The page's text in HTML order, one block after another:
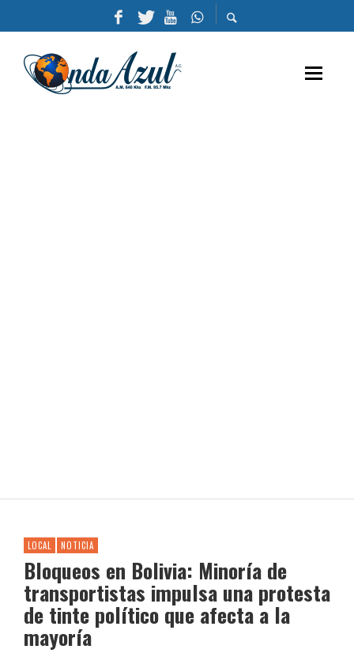
LOCAL NOTICIA
Bloqueos en Bolivia: Minoría de
transportistas impulsa una protesta
de tinte político que afecta a la
mayoría